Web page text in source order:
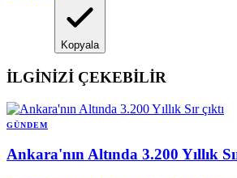
Kopyala
İLGİNİZİ ÇEKEBİLİR
GÜNDEM
Ankara'nın Altında 3.200 Yıllık